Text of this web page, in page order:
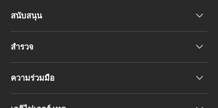
สนับสนุน
สำรวจ
ความร่วมมือ